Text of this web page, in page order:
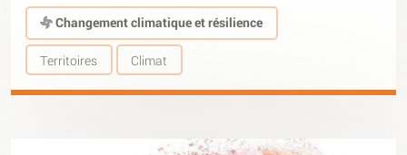
Changement climatique et résilience
Territoires Climat